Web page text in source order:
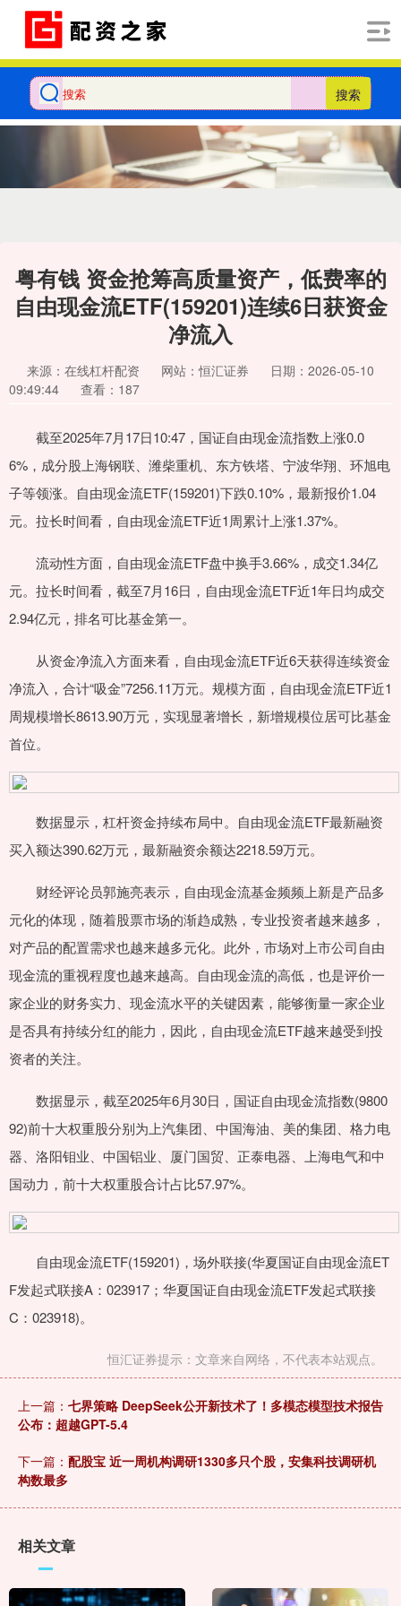
搜索
粤有钱 资金抢筹高质量资产，低费率的
自由现金流ETF(159201)连续6日获资金
净流入
来源：在线杠杆配资 网站：恒汇证券
日期：2026-05-10
09:49:44
查看：187
截至2025年7月17日10:47，国证自由现金流指数上涨0.0
6%，成分股上海钢联、潍柴重机、东方铁塔、宁波华翔、环旭电
子等领涨。自由现金流ETF(159201)下跌0.10%，最新报价1.04
元。拉长时间看，自由现金流ETF近1周累计上涨1.37%。
流动性方面，自由现金流ETF盘中换手3.66%，成交1.34亿
元。拉长时间看，截至7月16日，自由现金流ETF近1年日均成交
2.94亿元，排名可比基金第一。
从资金净流入方面来看，自由现金流ETF近6天获得连续资金
净流入，合计“吸金”7256.11万元。规模方面，自由现金流ETF近1
周规模增长8613.90万元，实现显著增长，新增规模位居可比基金
首位。
数据显示，杠杆资金持续布局中。自由现金流ETF最新融资
买入额达390.62万元，最新融资余额达2218.59万元。
财经评论员郭施亮表示，自由现金流基金频频上新是产品多
元化的体现，随着股票市场的渐趋成熟，专业投资者越来越多，
对产品的配置需求也越来越多元化。此外，市场对上市公司自由
现金流的重视程度也越来越高。自由现金流的高低，也是评价一
家企业的财务实力、现金流水平的关键因素，能够衡量一家企业
是否具有持续分红的能力，因此，自由现金流ETF越来越受到投
资者的关注。
数据显示，截至2025年6月30日，国证自由现金流指数(9800
92)前十大权重股分别为上汽集团、中国海油、美的集团、格力电
器、洛阳钼业、中国铝业、厦门国贸、正泰电器、上海电气和中
国动力，前十大权重股合计占比57.97%。
自由现金流ETF(159201)，场外联接(华夏国证自由现金流ET
F发起式联接A：023917；华夏国证自由现金流ETF发起式联接
C：023918)。
恒汇证券提示：文章来自网络，不代表本站观点。
上一篇： 七界策略 DeepSeek公开新技术了！多模态模型技术报告
公布：超越GPT-5.4
下一篇： 配股宝 近一周机构调研1330多只个股，安集科技调研机
构数最多
相关文章